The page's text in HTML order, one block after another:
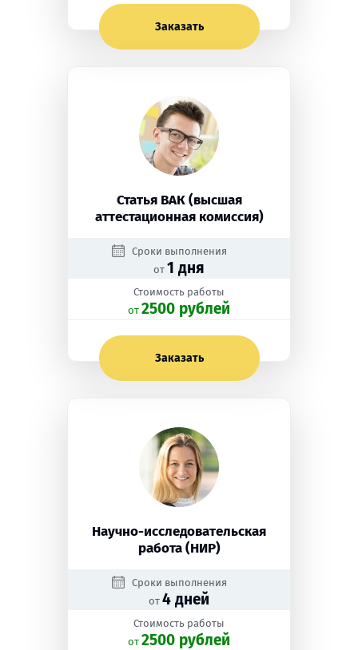
Заказать
Статья ВАК (высшая
аттестационная комиссия)
Сроки выполнения
от 1 дня
Стоимость работы
oт 2500 рублей
Заказать
Научно-исследовательская
работа (НИР)
Сроки выполнения
от 4 дней
Стоимость работы
oт 2500 рублей